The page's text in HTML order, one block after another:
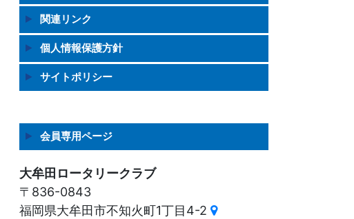
関連リンク
個人情報保護方針
サイトポリシー
会員専用ページ
大牟田ロータリークラブ
〒836-0843
福岡県大牟田市不知火町1丁目4-2